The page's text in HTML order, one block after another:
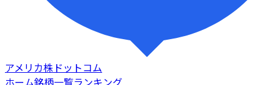
アメリカ株ドットコム
ホーム銘柄一覧ランキング